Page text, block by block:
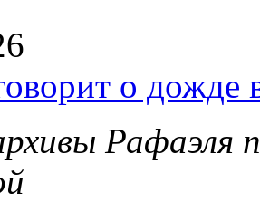
о дожде
Рафаэля